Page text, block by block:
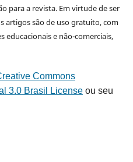
para a revista. Em virtude de ser
artigos são de uso gratuito, com
educacionais e não-comerciais,
Commons
3.0 Brasil Licenseou seu